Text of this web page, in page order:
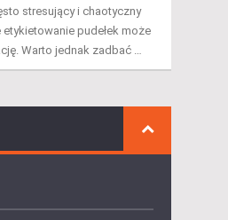
stresujący i chaotyczny
pudełek może
Warto jednak zadbać …